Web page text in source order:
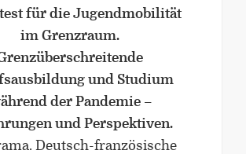
für die Jugendmobilität
im Grenzraum.
und Studium
der Pandemie –
und Perspektiven.
Deutsch-französische